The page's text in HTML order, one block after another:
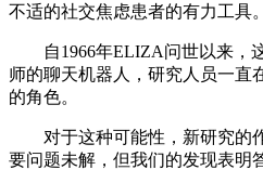
不适的社交焦虑患者的有力工具。
自1966年ELIZA问世以来，
师的聊天机器人，研究人员一直
的角色。
对于这种可能性，新研究的
要问题未解，但我们的发现表明